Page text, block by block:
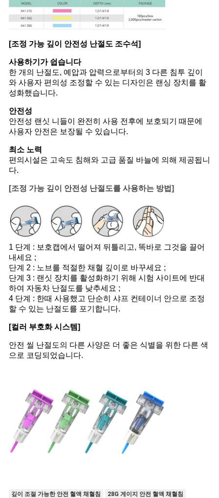
[조정 가능 깊이 안전성 난절도 조수석]
사용하기가 쉽습니다
한 개의 난절도, 예압과 압력으로부터의 3 다른 침투 깊이
와 사용자 편의성 조정할 수 있는 디자인은 랜싱 장치를 활
성화했습니다.
안전성
안전성 랜싯 니들이 완전히 사용 전후에 보호되기 때문에
사용자 안전은 보장될 수 있습니다.
최소 노력
편의시설은 고속도 침해와 고급 품질 바늘에 의해 제공됩니
다.
[조정 가능 깊이 안전성 난절도를 사용하는 방법]
1 단계 : 보호캡에서 떨어져 뒤틀리고, 똑바로 그것을 끌어
내세요 ;
단계 2 : 노브를 적절한 채혈 깊이로 바꾸세요 ;
단계 3 : 랜싯 장치를 활성화하기 위해 시험 사이트에 반대
하여 자동차 난절도를 낮추세요 ;
4 단계 : 한때 사용했고 단순히 샤프 컨테이너 안으로 조정
할 수 있는 난절도를 포기합니다.
[컬러 부호화 시스템]
안전 씰 난절도의 다른 사양은 더 좋은 식별을 위한 다른 색
으로 코딩되었습니다.
깊이 조절 가능한 안전 혈액 채혈침
28G 게이지 안전 혈액 채혈침